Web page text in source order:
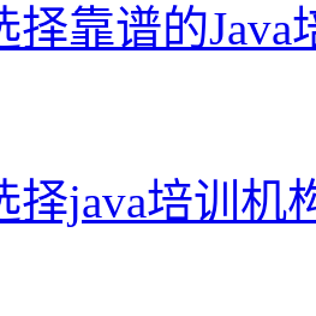
择靠谱的Java
择java培训机